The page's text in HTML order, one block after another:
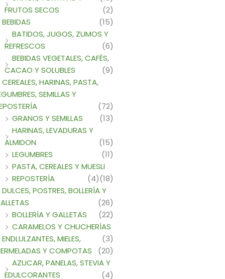
FRUTOS SECOS
(2)
BEBIDAS
(15)
BATIDOS, JUGOS, ZUMOS Y
REFRESCOS
(6)
BEBIDAS VEGETALES, CAFÉS,
CACAO Y SOLUBLES
(9)
CEREALES, HARINAS, PASTA,
SEMILLAS Y
(72)
GRANOS Y SEMILLAS
(13)
HARINAS, LEVADURAS Y
ALMIDON
(15)
LEGUMBRES
(11)
PASTA, CEREALES Y MUESLI
(18)
REPOSTERÍA
(4)
DULCES, POSTRES, BOLLERÍA Y
(26)
BOLLERÍA Y GALLETAS
(22)
CARAMELOS Y CHUCHERÍAS
(3)
ENDLULZANTES, MIELES,
Y COMPOTAS
(20)
AZUCAR, PANELAS, STEVIA Y
EDULCORANTES
(4)